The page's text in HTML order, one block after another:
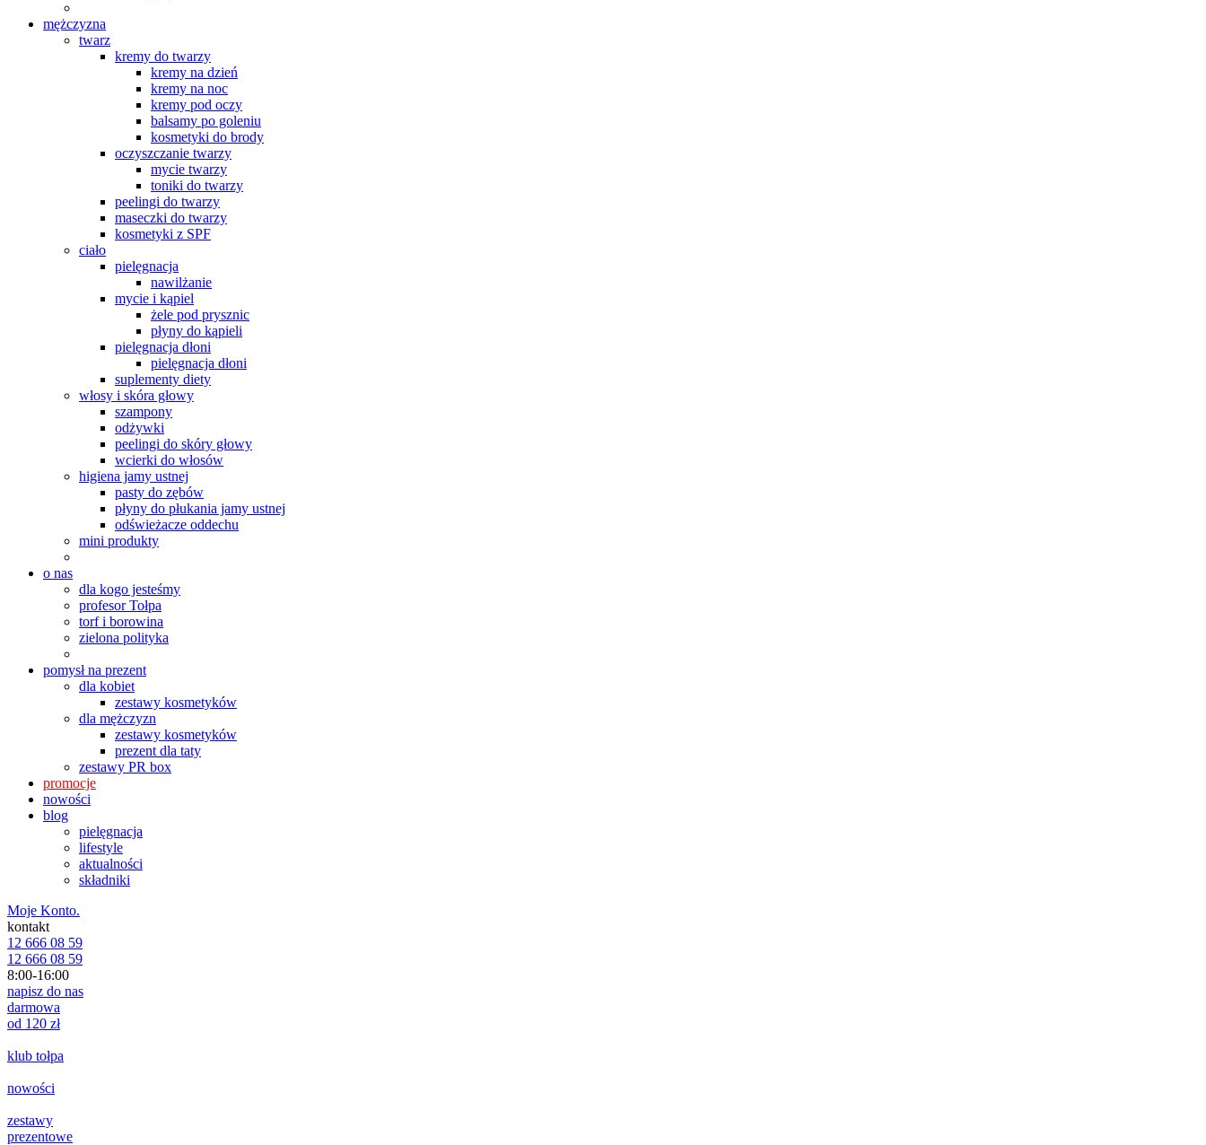
mężczyzna
twarz
kremy do twarzy
kremy na dzień
kremy na noc
kremy pod oczy
balsamy po goleniu
kosmetyki do brody
oczyszczanie twarzy
mycie twarzy
toniki do twarzy
peelingi do twarzy
maseczki do twarzy
kosmetyki z SPF
ciało
pielęgnacja
nawilżanie
mycie i kąpiel
żele pod prysznic
płyny do kąpieli
pielęgnacja dłoni
pielęgnacja dłoni
suplementy diety
włosy i skóra głowy
szampony
odżywki
peelingi do skóry głowy
wcierki do włosów
higiena jamy ustnej
pasty do zębów
płyny do płukania jamy ustnej
odświeżacze oddechu
mini produkty
o nas
dla kogo jesteśmy
profesor Tołpa
torf i borowina
zielona polityka
pomysł na prezent
dla kobiet
zestawy kosmetyków
dla mężczyzn
zestawy kosmetyków
prezent dla taty
zestawy PR box
promocje
nowości
blog
pielęgnacja
lifestyle
aktualności
składniki
Moje Konto.
kontakt
12 666 08 59
12 666 08 59
8:00-16:00
napisz do nas
darmowa
od 120 zł
klub tołpa
nowości
zestawy
prezentowe